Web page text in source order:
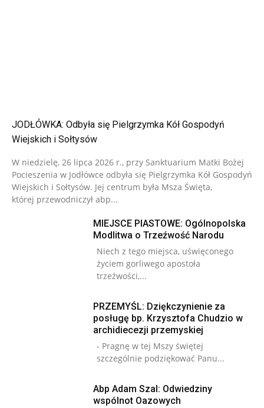
JODŁÓWKA: Odbyła się Pielgrzymka Kół Gospodyń
Wiejskich i Sołtysów
W niedzielę, 26 lipca 2026 r., przy Sanktuarium Matki Bożej
Pocieszenia w Jodłówce odbyła się Pielgrzymka Kół Gospodyń
Wiejskich i Sołtysów. Jej centrum była Msza Święta,
której przewodniczył abp...
MIEJSCE PIASTOWE: Ogólnopolska
Modlitwa o Trzeźwość Narodu
Niech z tego miejsca, uświęconego
życiem gorliwego apostoła
trzeźwości,...
PRZEMYŚL: Dziękczynienie za
posługę bp. Krzysztofa Chudzio w
archidiecezji przemyskiej
- Pragnę w tej Mszy świętej
szczególnie podziękować Panu...
Abp Adam Szal: Odwiedziny
wspólnot Oazowych